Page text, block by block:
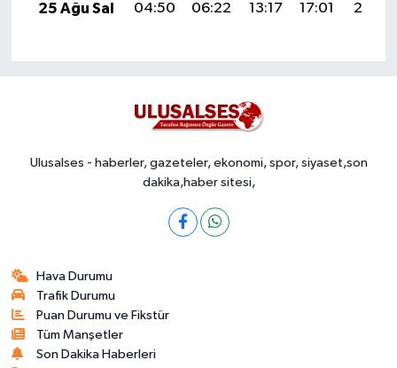
25 Ağu Sal
04:50 06:22 13:17 17:01 20:02
Ulusalses - haberler, gazeteler, ekonomi, spor, siyaset,son
dakika,haber sitesi,
Hava Durumu
Trafik Durumu
Puan Durumu ve Fikstür
Tüm Manşetler
Son Dakika Haberleri